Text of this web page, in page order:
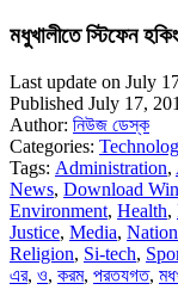
মধুখালীতে স্টিফেন
Last update on July
Published July 17,
Author: নিউজ ডেস্ক
Categories:
Tags: Administration,
News, Download
Environment, Health,
Justice, Media,
Religion, Si-tech,
এর, ও, করম, পরতযগত,